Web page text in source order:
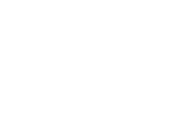
besøg her giver jer en fornemmelse af
for sit klare, blå vand og sin
geologiske træk.
en nuragisk landsby, som er dybt
civilisation og dens livsstil.
idylliske Cala Gonone nu og glæd dig til